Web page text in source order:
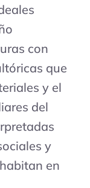
con
que
y el
del
y
en